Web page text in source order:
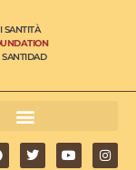
SANTITÀ